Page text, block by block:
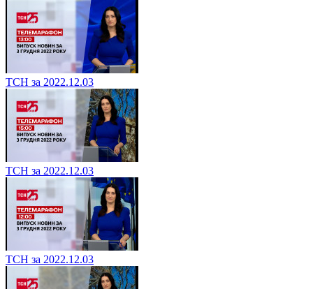
ТСН за 2022.12.03
ТСН за 2022.12.03
ТСН за 2022.12.03